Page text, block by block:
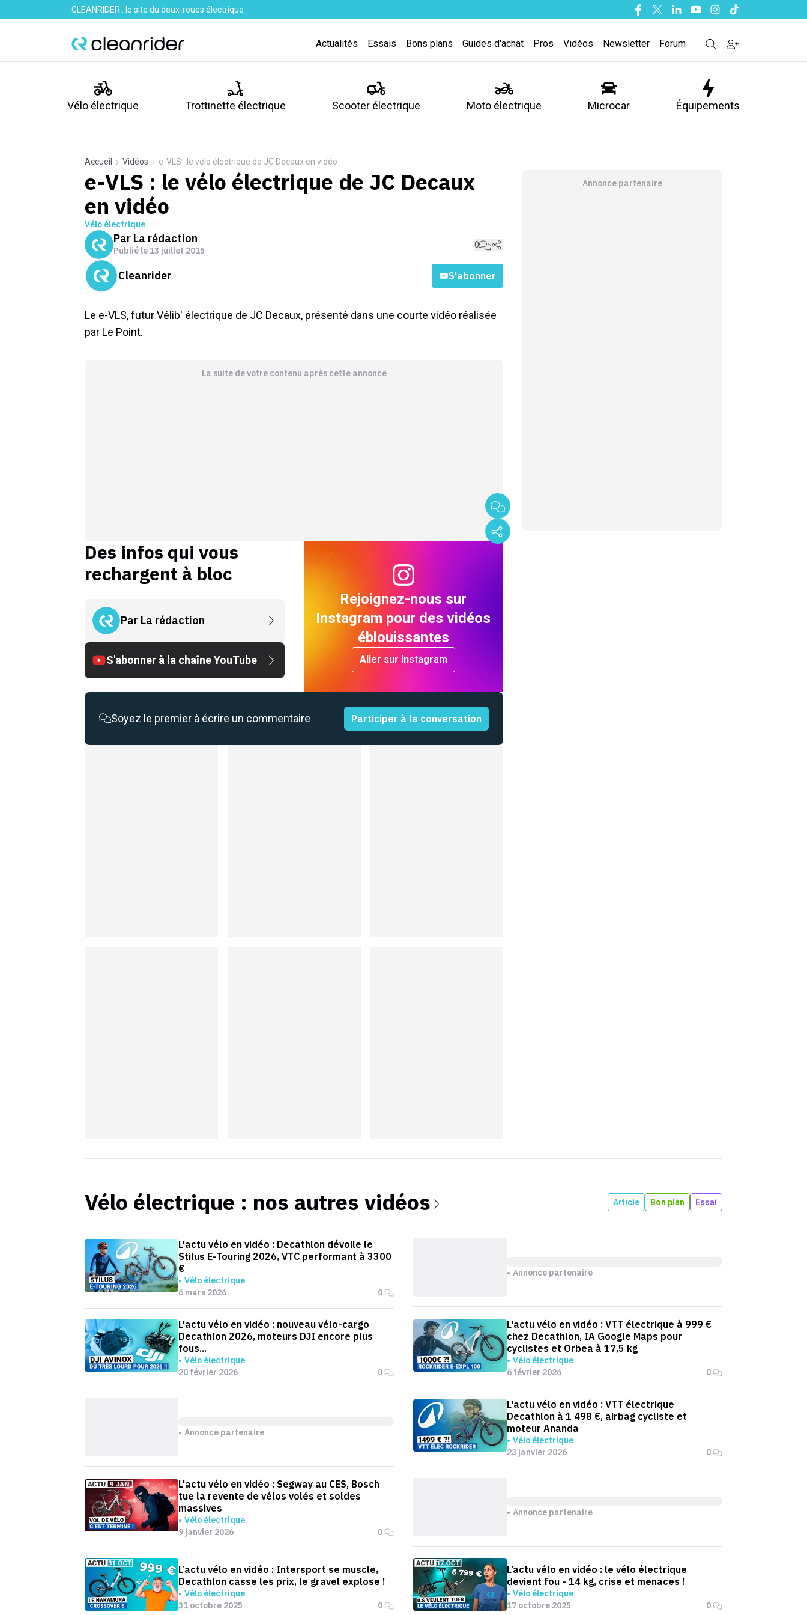
CLEANRIDER : le site du deux-roues électrique Facebook
TwitterLinkedinYoutubeInstagram
Tiktok
Actualités Essais Bons plans Guides d'achat Pros Vidéos Newsletter Forum
Vélo électrique Trottinette électrique Scooter électrique Moto électrique Microcar Équipements
Accueil Vidéos e-VLS : le vélo électrique de JC Decaux en vidéo
e-VLS : le vélo électrique de JC Decaux
en vidéo
Vélo électrique
Par La rédaction
Publié le13 juillet 2015
0
Cleanrider S'abonner
Le e-VLS, futur Vélib' électrique de JC Decaux, présenté dans une courte vidéo réalisée
par Le Point.
La suite de votre contenu après cette annonce
Des infos qui vous
rechargent à bloc
Par La rédaction
S'abonner à la chaîne YouTube
Rejoignez-nous sur
Instagram pour des vidéos
éblouissantes
Aller sur Instagram
Soyez le premier à écrire un commentaire Participer à la conversation
Annonce partenaire
Vélo électrique : nos autres vidéos Article Bon plan Essai
L'actu vélo en vidéo : Decathlon dévoile le
Stilus E-Touring 2026, VTC performant à 3300
€
Vélo électrique
6 mars 2026
0
Annonce partenaire
L'actu vélo en vidéo : nouveau vélo-cargo
Decathlon 2026, moteurs DJI encore plus
fous...
Vélo électrique
20 février 2026
0
L'actu vélo en vidéo : VTT électrique à 999 €
chez Decathlon, IA Google Maps pour
cyclistes et Orbea à 17,5 kg
Vélo électrique
6 février 2026
0
Annonce partenaire
L'actu vélo en vidéo : VTT électrique
Decathlon à 1 498 €, airbag cycliste et
moteur Ananda
Vélo électrique
23 janvier 2026
0
L'actu vélo en vidéo : Segway au CES, Bosch
tue la revente de vélos volés et soldes
massives
Vélo électrique
9 janvier 2026
0
Annonce partenaire
L’actu vélo en vidéo : Intersport se muscle,
Decathlon casse les prix, le gravel explose !
Vélo électrique
31 octobre 2025
0
L’actu vélo en vidéo : le vélo électrique
devient fou - 14 kg, crise et menaces !
Vélo électrique
17 octobre 2025
0